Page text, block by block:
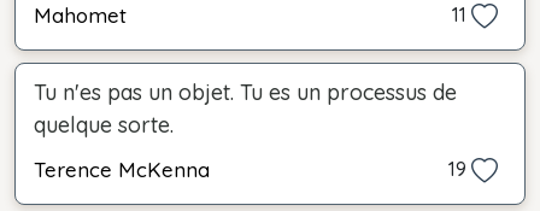
Mahomet 11
Tu n'es pas un objet. Tu es un processus de
quelque sorte.
Terence McKenna 19